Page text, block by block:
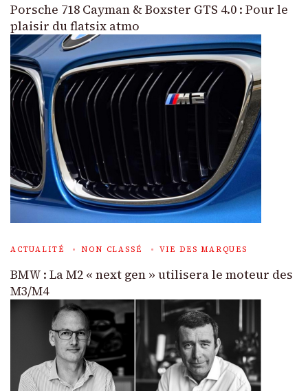
Porsche 718 Cayman & Boxster GTS 4.0 : Pour le
plaisir du flatsix atmo
ACTUALITÉ NON CLASSÉ VIE DES MARQUES
BMW : La M2 « next gen » utilisera le moteur des
M3/M4